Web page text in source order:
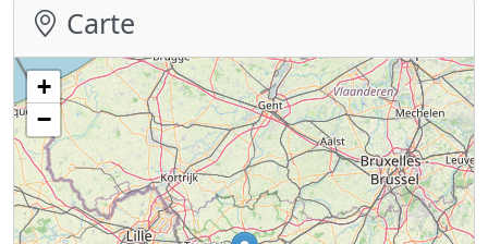
Carte
+
−